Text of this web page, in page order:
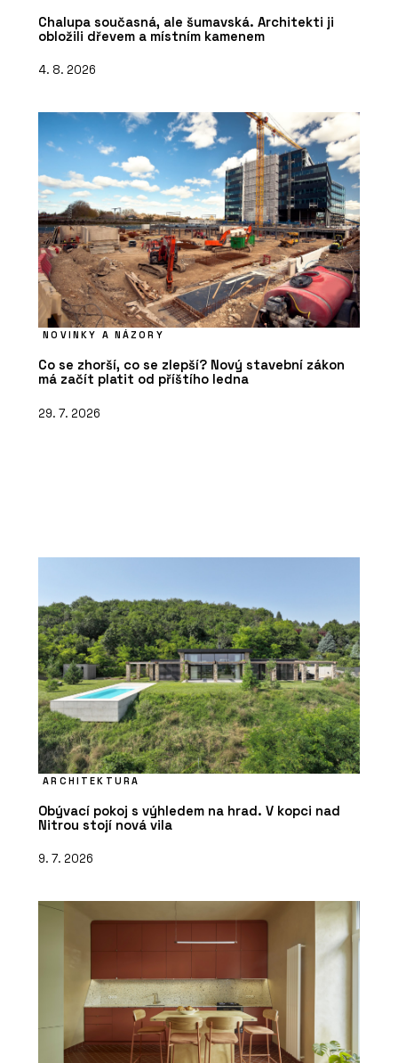
Chalupa současná, ale šumavská. Architekti ji
obložili dřevem a místním kamenem
4. 8. 2026
NOVINKY A NÁZORY
Co se zhorší, co se zlepší? Nový stavební zákon
má začít platit od příštího ledna
29. 7. 2026
ARCHITEKTURA
Obývací pokoj s výhledem na hrad. V kopci nad
Nitrou stojí nová vila
9. 7. 2026